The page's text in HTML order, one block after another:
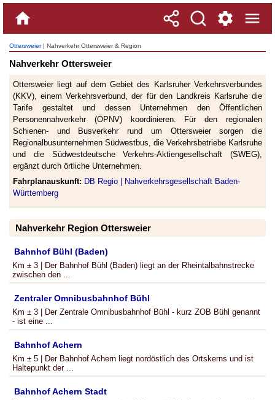
Ottersweier| Nahverkehr Ottersweier & Region
Nahverkehr Ottersweier
Ottersweier liegt auf dem Gebiet des Karlsruher Verkehrsverbundes
(KKV), einem Verkehrsverbund, der für den Landkreis Karlsruhe die
Tarife gestaltet und dessen Unternehmen den Öffentlichen
Personennahverkehr (ÖPNV) koordinieren. Für den regionalen
Schienen- und Busverkehr rund um Ottersweier sorgen die
Regionalbusunternehmen Südwestbus, die Verkehrsbetriebe Karlsruhe
und die Südwestdeutsche Verkehrs-Aktiengesellschaft (SWEG),
ergänzt durch örtliche Unternehmen.
Fahrplanauskunft: DB Regio |
Nahverkehrsgesellschaft Baden-
Württemberg
Nahverkehr Region Ottersweier
Bahnhof Bühl (Baden)
Km ± 3 | Der Bahnhof Bühl (Baden) liegt an der Rheintalbahnstrecke
zwischen den ...
Zentraler Omnibusbahnhof Bühl
Km ± 3 | Der Zentrale Omnibusbahnhof Bühl - kurz ZOB Bühl genannt
- ist eine ...
Bahnhof Achern
Km ± 5 | Der Bahnhof Achern liegt nordöstlich des Ortskerns und ist
Haltepunkt der ...
Bahnhof Achern Stadt